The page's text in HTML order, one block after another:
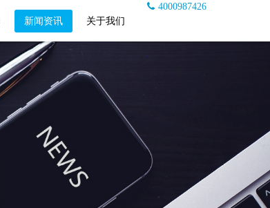
4000987426
新闻资讯 关于我们